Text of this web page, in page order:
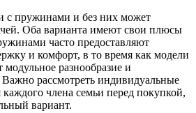
с пружинами и без них может
Оба варианта имеют свои плюсы
часто предоставляют
и комфорт, в то время как модели
разнообразие и
рассмотреть индивидуальные
члена семьи перед покупкой,
вариант.